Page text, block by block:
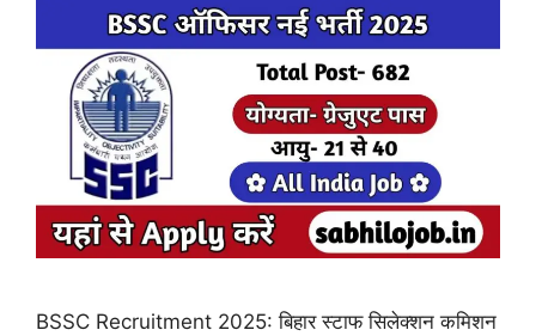
BSSC Recruitment 2025: बिहार स्टाफ सिलेक्शन कमिशन